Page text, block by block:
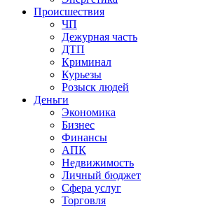
Происшествия
ЧП
Дежурная часть
ДТП
Криминал
Курьезы
Розыск людей
Деньги
Экономика
Бизнес
Финансы
АПК
Недвижимость
Личный бюджет
Сфера услуг
Торговля